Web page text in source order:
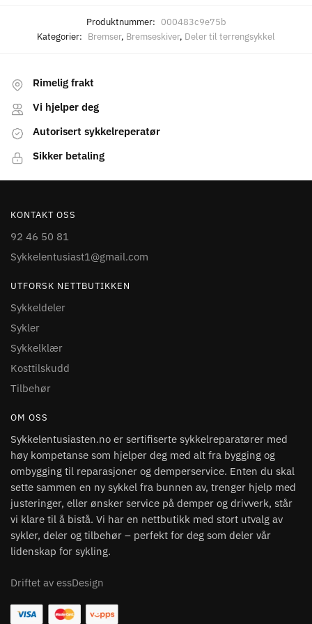
Produktnummer: 000483c9e75b
Kategorier: Bremser, Bremseskiver, Deler til terrengsykkel
Rimelig frakt
Vi hjelper deg
Autorisert sykkelreperatør
Sikker betaling
KONTAKT OSS
92 46 50 81
Sykkelentusiast1@gmail.com
UTFORSK NETTBUTIKKEN
Sykkeldeler
Sykler
Sykkelklær
Kosttilskudd
Tilbehør
OM OSS
Sykkelentusiasten.no er sertifiserte sykkelreparatører med
høy kompetanse som hjelper deg med alt fra bygging og
ombygging til reparasjoner og demperservice. Enten du skal
sette sammen en ny sykkel fra bunnen av, trenger hjelp med
justeringer, eller ønsker service på demper og drivverk, står
vi klare til å bistå. Vi har en nettbutikk med stort utvalg av
sykler, deler og tilbehør – perfekt for deg som deler vår
lidenskap for sykling.
Driftet av essDesign